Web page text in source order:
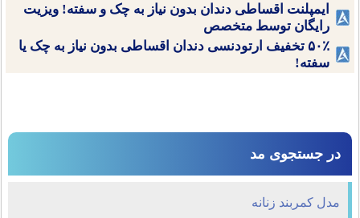
ایمپلنت اقساطی دندان بدون نیاز به چک و سفته! ویزیت
رایگان توسط متخصص
۵۰٪ تخفیف ارتودنسی دندان اقساطی بدون نیاز به چک یا
سفته!
در جستجوی مد
مدل کمربند زنانه